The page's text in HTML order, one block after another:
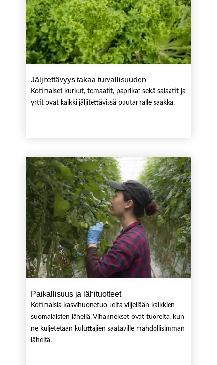
Jäljitettävyys takaa turvallisuuden
Kotimaiset kurkut, tomaatit, paprikat sekä salaatit ja
yrtit ovat kaikki jäljitettävissä puutarhalle saakka.
Paikallisuus ja lähituotteet
Kotimaisia kasvihuonetuotteita viljellään kaikkien
suomalaisten lähellä. Vihannekset ovat tuoreita, kun
ne kuljetetaan kuluttajien saataville mahdollisimman
läheltä.